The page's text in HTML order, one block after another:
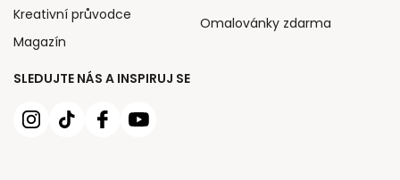
SLEDUJTE NÁS A INSPIRUJ SE
Kreativní průvodce
Magazín
Omalovánky zdarma